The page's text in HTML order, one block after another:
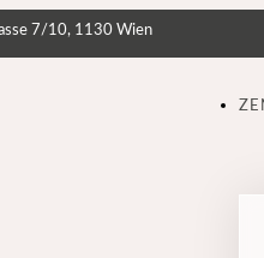
7/10, 1130 Wien